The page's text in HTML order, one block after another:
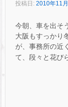
投稿日: 2010年11
今朝、車を出そ
大阪もすっかり
が、事務所の近
て、段々と花び